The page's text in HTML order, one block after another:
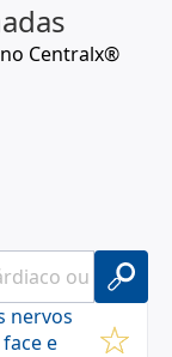
e áreas
são as
Esse
1. (Tradução
&
Clin Proc
Centralx®
nervos
e